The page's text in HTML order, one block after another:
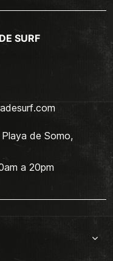
SURF
de Somo,
a 20pm